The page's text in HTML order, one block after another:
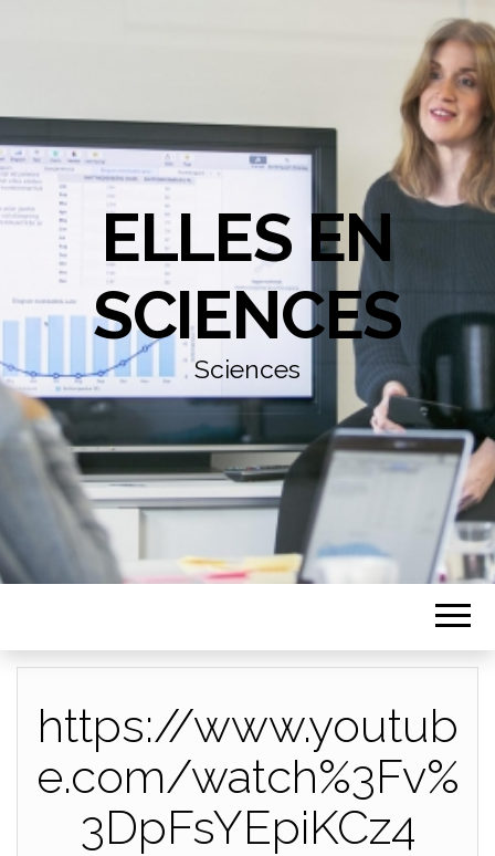
ELLES EN
SCIENCES
Sciences
https://www.youtub
e.com/watch%3Fv%
3DpFsYEpiKCz4